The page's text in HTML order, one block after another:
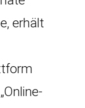
erhält